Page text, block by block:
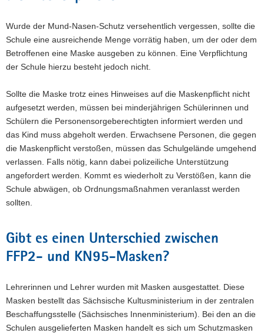
Wurde der Mund-Nasen-Schutz versehentlich vergessen, sollte die
Schule eine ausreichende Menge vorrätig haben, um der oder dem
Betroffenen eine Maske ausgeben zu können. Eine Verpflichtung
der Schule hierzu besteht jedoch nicht.
Sollte die Maske trotz eines Hinweises auf die Maskenpflicht nicht
aufgesetzt werden, müssen bei minderjährigen Schülerinnen und
Schülern die Personensorgeberechtigten informiert werden und
das Kind muss abgeholt werden. Erwachsene Personen, die gegen
die Maskenpflicht verstoßen, müssen das Schulgelände umgehend
verlassen. Falls nötig, kann dabei polizeiliche Unterstützung
angefordert werden. Kommt es wiederholt zu Verstößen, kann die
Schule abwägen, ob Ordnungsmaßnahmen veranlasst werden
sollten.
Gibt es einen Unterschied zwischen
FFP2- und KN95-Masken?
Lehrerinnen und Lehrer wurden mit Masken ausgestattet. Diese
Masken bestellt das Sächsische Kultusministerium in der zentralen
Beschaffungsstelle (Sächsisches Innenministerium). Bei den an die
Schulen ausgelieferten Masken handelt es sich um Schutzmasken